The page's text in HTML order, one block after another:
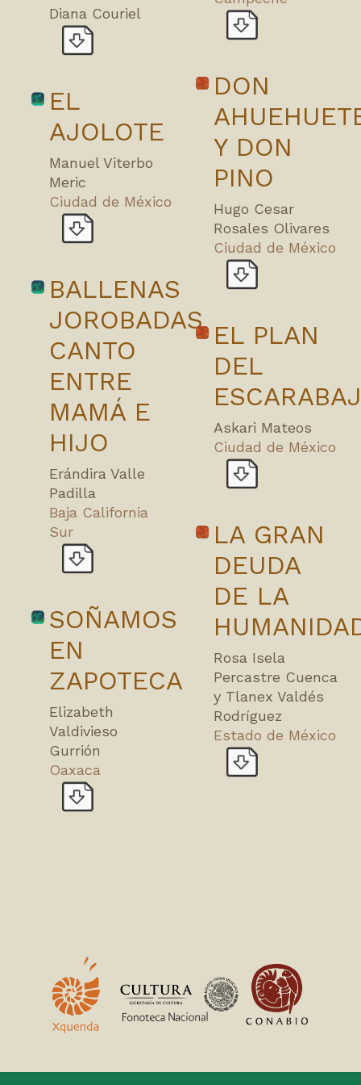
Diana Couriel
EL
AJOLOTE
Manuel Viterbo
Meric
Ciudad de México
BALLENAS
JOROBADAS
CANTO
ENTRE
MAMÁ E
HIJO
Erándira Valle
Padilla
Baja California
Sur
SOÑAMOS
EN
ZAPOTECA
Elizabeth
Valdivieso
Gurrión
Oaxaca
DON
Y DON
PINO
Hugo Cesar
Rosales Olivares
Ciudad de México
EL PLAN
DEL
Askari Mateos
Ciudad de México
LA GRAN
DEUDA
DE LA
Rosa Isela
Percastre Cuenca
y Tlanex Valdés
Rodríguez
Estado de México